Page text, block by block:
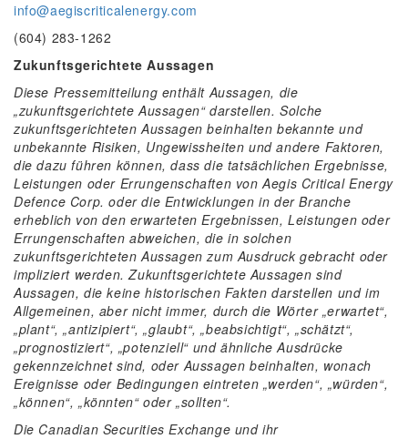
info@aegiscriticalenergy.com
(604) 283-1262
Zukunftsgerichtete Aussagen
Diese Pressemitteilung enthält Aussagen, die
„zukunftsgerichtete Aussagen“ darstellen. Solche
zukunftsgerichteten Aussagen beinhalten bekannte und
unbekannte Risiken, Ungewissheiten und andere Faktoren,
die dazu führen können, dass die tatsächlichen Ergebnisse,
Leistungen oder Errungenschaften von Aegis Critical Energy
Defence Corp. oder die Entwicklungen in der Branche
erheblich von den erwarteten Ergebnissen, Leistungen oder
Errungenschaften abweichen, die in solchen
zukunftsgerichteten Aussagen zum Ausdruck gebracht oder
impliziert werden. Zukunftsgerichtete Aussagen sind
Aussagen, die keine historischen Fakten darstellen und im
Allgemeinen, aber nicht immer, durch die Wörter „erwartet“,
„plant“, „antizipiert“, „glaubt“, „beabsichtigt“, „schätzt“,
„prognostiziert“, „potenziell“ und ähnliche Ausdrücke
gekennzeichnet sind, oder Aussagen beinhalten, wonach
Ereignisse oder Bedingungen eintreten „werden“, „würden“,
„können“, „könnten“ oder „sollten“.
Die Canadian Securities Exchange und ihr